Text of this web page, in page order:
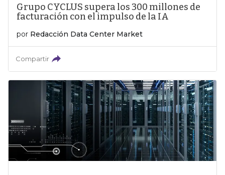
Grupo CYCLUS supera los 300 millones de
facturación con el impulso de la IA
por Redacción Data Center Market
Compartir